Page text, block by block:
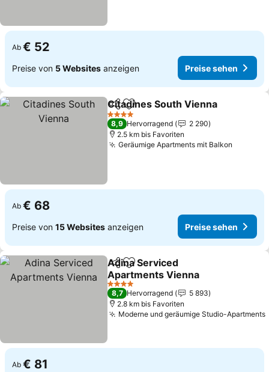
Ab € 52
Preise von 5 Websites anzeigen Preise sehen
TeilenZu Favoriten hinzufügen
Citadines South Vienna
4 Sterne
8,9 Hervorragend
2 290
2.5 km bis Favoriten
Geräumige Apartments mit Balkon
Ab € 68
Preise von 15 Websites anzeigen Preise sehen
TeilenZu Favoriten hinzufügen
Adina Serviced
Apartments Vienna
Preise sehen
4 Sterne
8,7 Hervorragend
5 893
2.8 km bis Favoriten
Moderne und geräumige Studio-Apartments
Ab € 81